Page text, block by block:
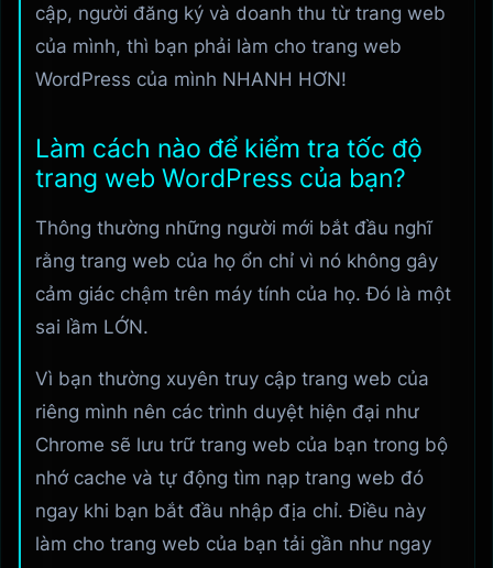
cập, người đăng ký và doanh thu từ trang web
của mình, thì bạn phải làm cho trang web
WordPress của mình NHANH HƠN!
Làm cách nào để kiểm tra tốc độ
trang web WordPress của bạn?
Thông thường những người mới bắt đầu nghĩ
rằng trang web của họ ổn chỉ vì nó không gây
cảm giác chậm trên máy tính của họ. Đó là một
sai lầm LỚN.
Vì bạn thường xuyên truy cập trang web của
riêng mình nên các trình duyệt hiện đại như
Chrome sẽ lưu trữ trang web của bạn trong bộ
nhớ cache và tự động tìm nạp trang web đó
ngay khi bạn bắt đầu nhập địa chỉ. Điều này
làm cho trang web của bạn tải gần như ngay